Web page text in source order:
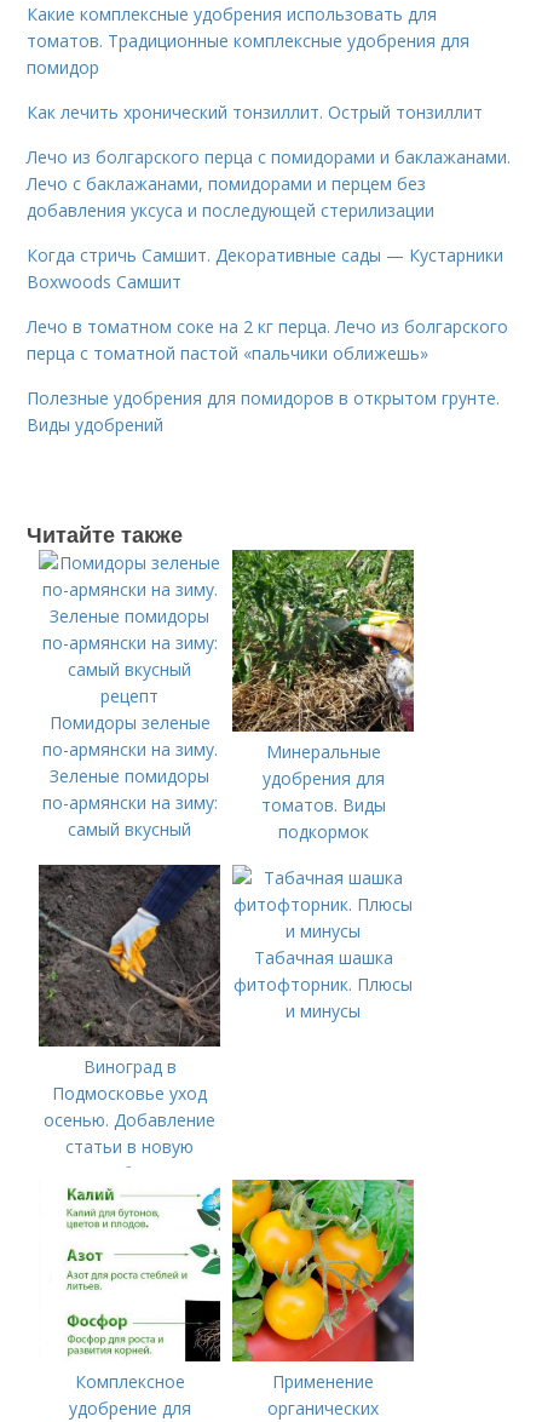
Какие комплексные удобрения использовать для
томатов. Традиционные комплексные удобрения для
помидор
Как лечить хронический тонзиллит. Острый тонзиллит
Лечо из болгарского перца с помидорами и баклажанами.
Лечо с баклажанами, помидорами и перцем без
добавления уксуса и последующей стерилизации
Когда стричь Самшит. Декоративные сады — Кустарники
Boxwoods Самшит
Лечо в томатном соке на 2 кг перца. Лечо из болгарского
перца с томатной пастой «пальчики оближешь»
Полезные удобрения для помидоров в открытом грунте.
Виды удобрений
Читайте также
Помидоры зеленые
по-армянски на зиму.
Зеленые помидоры
по-армянски на зиму:
самый вкусный
Минеральные
удобрения для
томатов. Виды
подкормок
Виноград в
Подмосковье уход
осенью. Добавление
статьи в новую
подборку
Табачная шашка
фитофторник. Плюсы
и минусы
Комплексное
удобрение для
Применение
органических